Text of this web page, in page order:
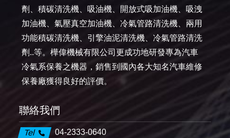
劑、積碳清洗機、吸油機、開放式吸加油機、吸洩
加油機、氣壓真空加油機、冷氣管路清洗機、兩用
功能積碳清洗機、引擎油泥清洗機、冷氣管路清洗
劑..等。樺偉機械有限公司更成功地研發專為汽車
冷氣系保養之機器，銷售到國內各大知名汽車維修
保養廠獲得良好的評價。
聯絡我們
Tel 04-2333-0640